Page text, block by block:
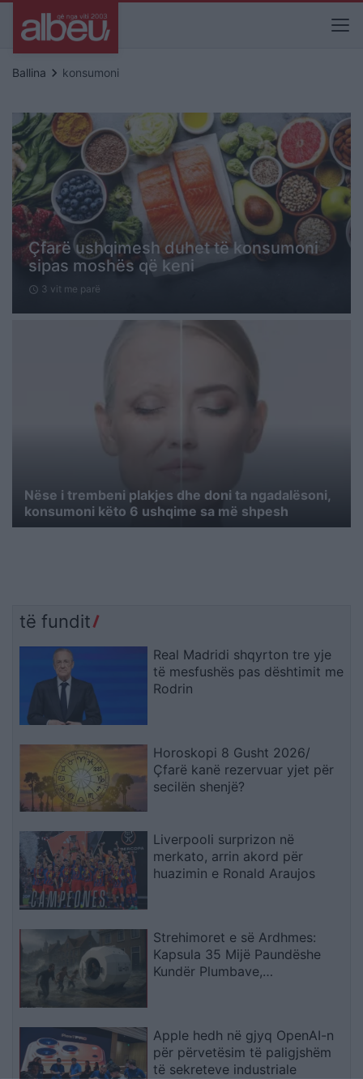
Ballina keyboard_arrow_right konsumoni
Çfarë ushqimesh duhet të konsumoni
sipas moshës që keni
schedule 3 vit me parë
Nëse i trembeni plakjes dhe doni ta ngadalësoni,
konsumoni këto 6 ushqime sa më shpesh
të fundit
Real Madridi shqyrton tre yje
të mesfushës pas dështimit me
Rodrin
Horoskopi 8 Gusht 2026/
Çfarë kanë rezervuar yjet për
secilën shenjë?
Liverpooli surprizon në
merkato, arrin akord për
huazimin e Ronald Araujos
Strehimoret e së Ardhmes:
Kapsula 35 Mijë Paundëshe
Kundër Plumbave,
Apple hedh në gjyq OpenAI-n
për përvetësim të paligjshëm
të sekreteve industriale